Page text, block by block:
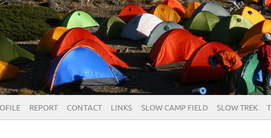
REPORT CONTACT LINKS SLOW CAMP FIELD SLOW TREK